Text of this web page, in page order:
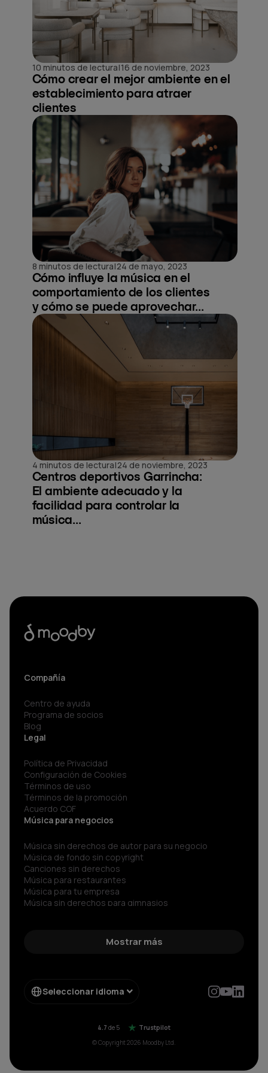
10 minutos de lectura|16 de noviembre, 2023
Cómo crear el mejor ambiente en el
establecimiento para atraer
clientes
8 minutos de lectura|24 de mayo, 2023
Cómo influye la música en el
comportamiento de los clientes
y cómo se puede aprovechar...
4 minutos de lectura|24 de noviembre, 2023
Centros deportivos Garrincha:
El ambiente adecuado y la
facilidad para controlar la
música...
Compañía
Centro de ayuda
Programa de socios
Blog
Legal
Política de Privacidad
Configuración de Cookies
Términos de uso
Términos de la promoción
Acuerdo COF
Música para negocios
Música sin derechos de autor para su negocio
Música de fondo sin copyright
Canciones sin derechos
Música para restaurantes
Música para tu empresa
Música sin derechos para gimnasios
Sonidos sin copyright
Radio sin copyright para
Mostrar más
Seleccionar idioma
4.7 de 5
Trustpilot
© Copyright 2026 Moodby Ltd.